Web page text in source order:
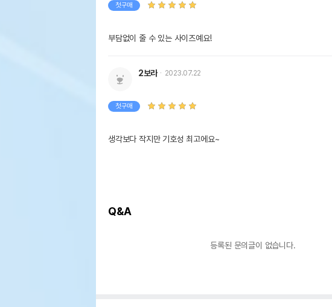
첫구매
부담없이 줄 수 있는 사이즈예요!
2보라 2023.07.22
첫구매
생각보다 작지만 기호성 최고에요~
Q&A
등록된 문의글이 없습니다.